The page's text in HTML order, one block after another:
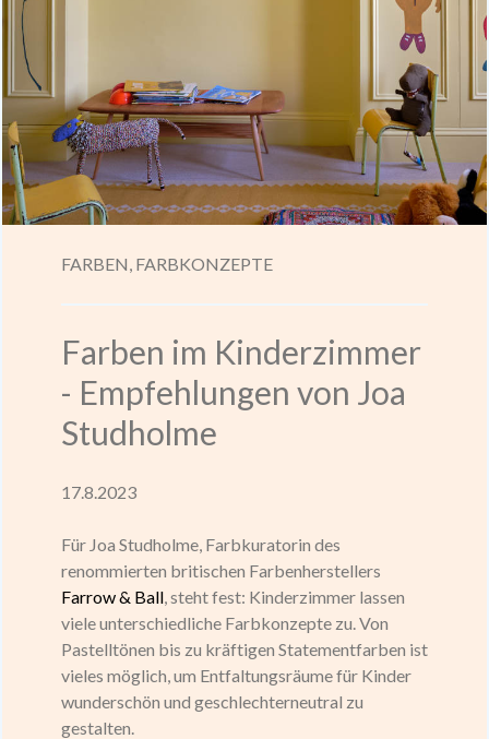
FARBEN, FARBKONZEPTE
Farben im Kinderzimmer
- Empfehlungen von Joa
Studholme
17.8.2023
Für Joa Studholme, Farbkuratorin des
renommierten britischen Farbenherstellers
Farrow & Ball , steht fest: Kinderzimmer lassen
viele unterschiedliche Farbkonzepte zu. Von
Pastelltönen bis zu kräftigen Statementfarben ist
vieles möglich, um Entfaltungsräume für Kinder
wunderschön und geschlechterneutral zu
gestalten.